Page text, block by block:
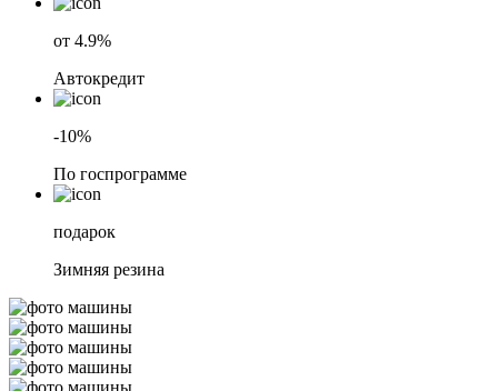
от 4.9%
Автокредит
-10%
По госпрограмме
подарок
Зимняя резина